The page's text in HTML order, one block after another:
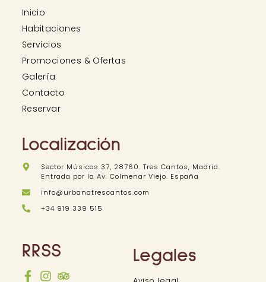
Inicio
Habitaciones
Servicios
Promociones & Ofertas
Galería
Contacto
Reservar
Localización
Sector Músicos 37, 28760. Tres Cantos, Madrid.
Entrada por la Av. Colmenar Viejo. España
info@urbanatrescantos.com
+34 919 339 515
RRSS Legales